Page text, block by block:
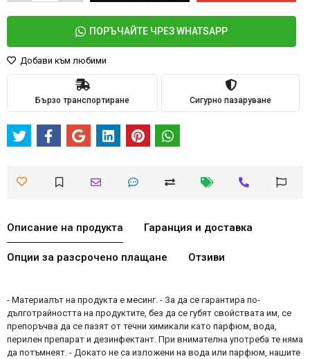
ПОРЪЧАЙТЕ ЧРЕЗ WHATSAPP
Добави към любими
Бързо транспортиране Сигурно пазаруване
Описание на продукта Гаранция и доставка
Опции за разсрочено плащане Отзиви
- Материалът на продукта е месинг. - За да се гарантира по-
дълготрайността на продуктите, без да се губят свойствата им, се
препоръчва да се пазят от течни химикали като парфюм, вода,
перилен препарат и дезинфектант. При внимателна употреба те няма
да потъмнеят. - Докато не са изложени на вода или парфюм, нашите